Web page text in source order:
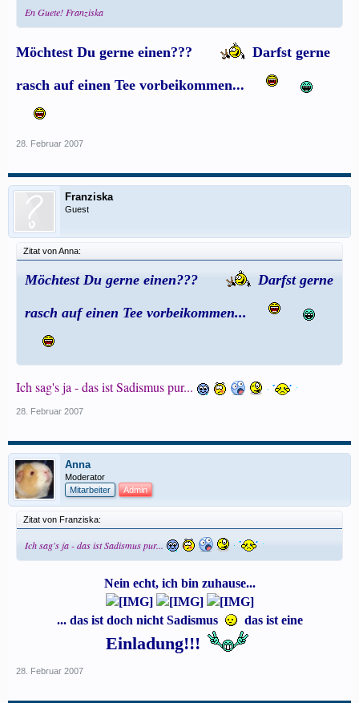
En Guete! Franziska
Möchtest Du gerne einen??? Darfst gerne
rasch auf einen Tee vorbeikommen...
28. Februar 2007
Franziska
Guest
Zitat von Anna:
Möchtest Du gerne einen??? Darfst gerne
rasch auf einen Tee vorbeikommen...
Ich sag's ja - das ist Sadismus pur...
28. Februar 2007
Anna
Moderator
Mitarbeiter
Admin
Zitat von Franziska:
Ich sag's ja - das ist Sadismus pur...
Nein echt, ich bin zuhause...
... das ist doch nicht Sadismus das ist eine
Einladung!!!
28. Februar 2007